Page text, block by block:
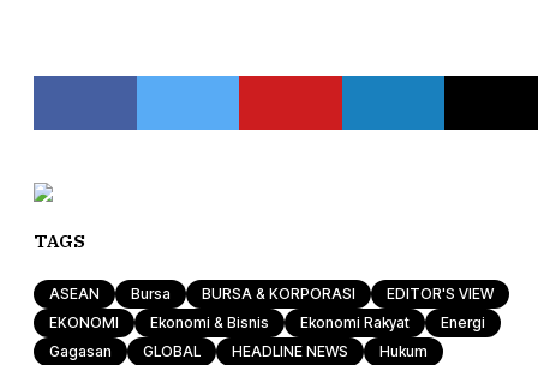
TAGS
ASEAN Bursa BURSA & KORPORASI
EDITOR'S VIEW
EKONOMI
Ekonomi & Bisnis Ekonomi Rakyat
Energi
Gagasan
GLOBAL HEADLINE NEWS
Hukum